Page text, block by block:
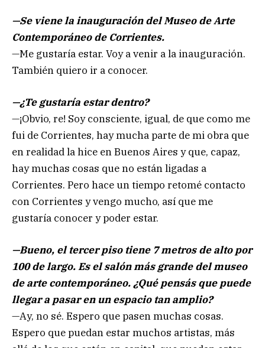
—Se viene la inauguración del Museo de Arte
Contemporáneo de Corrientes.
—Me gustaría estar. Voy a venir a la inauguración.
También quiero ir a conocer.
—¿Te gustaría estar dentro?
—¡Obvio, re! Soy consciente, igual, de que como me
fui de Corrientes, hay mucha parte de mi obra que
en realidad la hice en Buenos Aires y que, capaz,
hay muchas cosas que no están ligadas a
Corrientes. Pero hace un tiempo retomé contacto
con Corrientes y vengo mucho, así que me
gustaría conocer y poder estar.
—Bueno, el tercer piso tiene 7 metros de alto por
100 de largo. Es el salón más grande del museo
de arte contemporáneo. ¿Qué pensás que puede
llegar a pasar en un espacio tan amplio?
—Ay, no sé. Espero que pasen muchas cosas.
Espero que puedan estar muchos artistas, más